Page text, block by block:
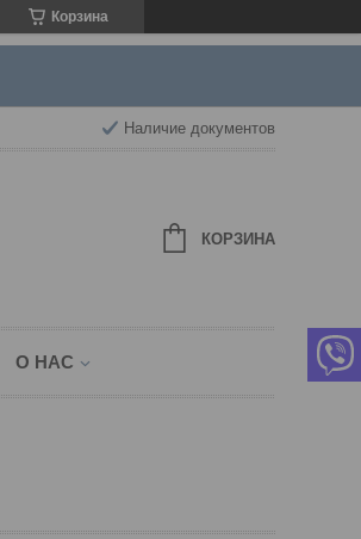
Корзина
Наличие документов
КОРЗИНА
О НАС